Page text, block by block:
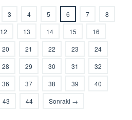
3 4 5 6 7
8
12 13 14 15
16
20 21 22 23
24
28 29 30 31
32
36 37 38 39
40
43 44 Sonraki →